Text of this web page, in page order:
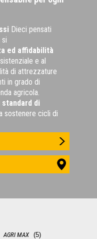
Dieci pensati
ed affidabilità
e al
di attrezzature
in grado di
agricola.
di
sostenere cicli di
AGRI MAX